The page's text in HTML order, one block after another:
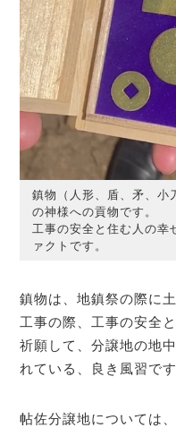
鎮物（人形、盾、矛、小
の神様への貢物です。
工事の安全と住む人の幸
ァクトです。
鎮物は、地鎮祭の際に
工事の際、工事の安全
祈願して、分譲地の地
れている、良き風習です
帖佐分譲地については